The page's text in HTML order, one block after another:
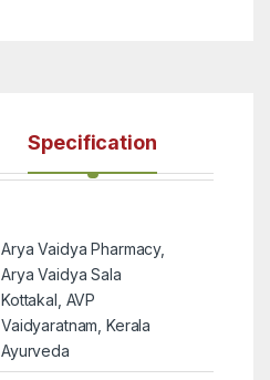
Specification
Arya Vaidya Pharmacy,
Arya Vaidya Sala
Kottakal, AVP
Vaidyaratnam, Kerala
Ayurveda